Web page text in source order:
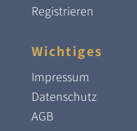
Registrieren
Wichtiges
Impressum
Datenschutz
AGB